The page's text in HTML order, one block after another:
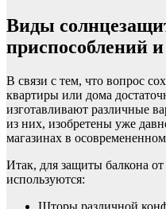
Виды
приспособлений
В связи с тем, что вопрос
квартиры или дома
изготавливают различные
из них, изобретены уже
магазинах в
Итак, для защиты балкона
используются: